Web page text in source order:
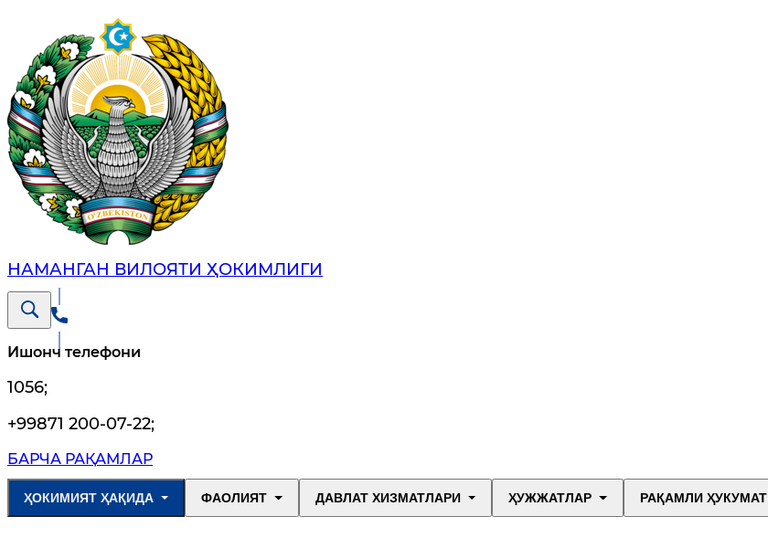
НАМАНГАН ВИЛОЯТИ ҲОКИМЛИГИ
Ишонч телефони
1056;
+99871 200-07-22;
БАРЧА РАҚАМЛАР
ҲОКИМИЯТ ҲАҚИДА ФАОЛИЯТ ДАВЛАТ ХИЗМАТЛАРИ ҲУЖЖАТЛАР РАҚАМЛИ ҲУКУМАТ